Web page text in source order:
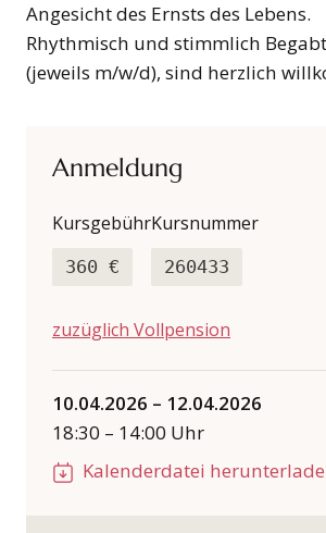
Angesicht des Ernsts des Lebens.
Rhythmisch und stimmlich
(jeweils m/w/d), sind herzlich
Anmeldung
Kursgebühr
360 €
Kursnummer
260433
zuzüglich Vollpension
10.04.2026 – 12.04.2026
18:30 – 14:00 Uhr
Kalenderdatei